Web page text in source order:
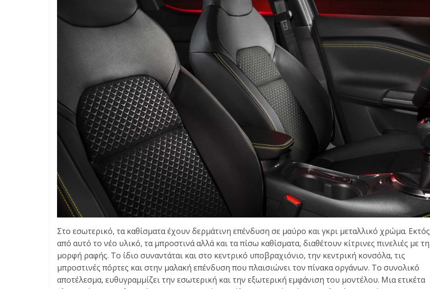
Στο εσωτερικό, τα καθίσματα έχουν δερμάτινη επένδυση σε μαύρο και γκρι μεταλλικό χρώμα. Εκτός
από αυτό το νέο υλικό, τα μπροστινά αλλά και τα πίσω καθίσματα, διαθέτουν κίτρινες πινελιές με τη
μορφή ραφής. Το ίδιο συναντάται και στο κεντρικό υποβραχιόνιο, την κεντρική κονσόλα, τις
μπροστινές πόρτες και στην μαλακή επένδυση που πλαισιώνει τον πίνακα οργάνων. Το συνολικό
αποτέλεσμα, ευθυγραμμίζει την εσωτερική και την εξωτερική εμφάνιση του μοντέλου. Μια ετικέτα